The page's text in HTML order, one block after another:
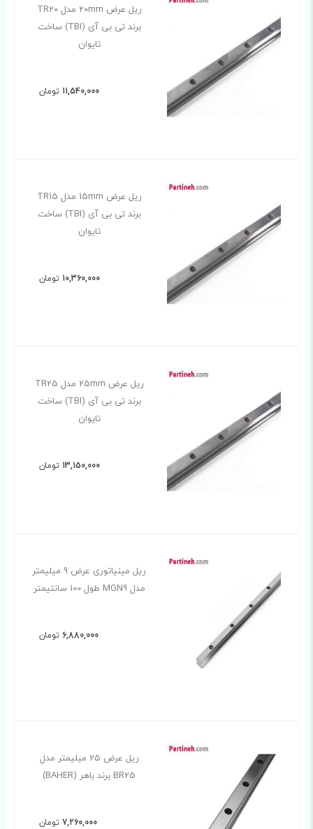
ریل عرض 20mm مدل TR20
برند تی بی آی (TBI) ساخت
تایوان
11,540,000 تومان
ریل عرض 15mm مدل TR15
برند تی بی آی (TBI) ساخت
تایوان
10,360,000 تومان
ریل عرض 25mm مدل TR25
برند تی بی آی (TBI) ساخت
تایوان
13,150,000 تومان
ریل مینیاتوری عرض 9 میلیمتر
مدل MGN9 طول 100 سانتیمتر
6,880,000 تومان
ریل عرض 25 میلیمتر مدل
BR25 برند باهر (BAHER)
7,260,000 تومان